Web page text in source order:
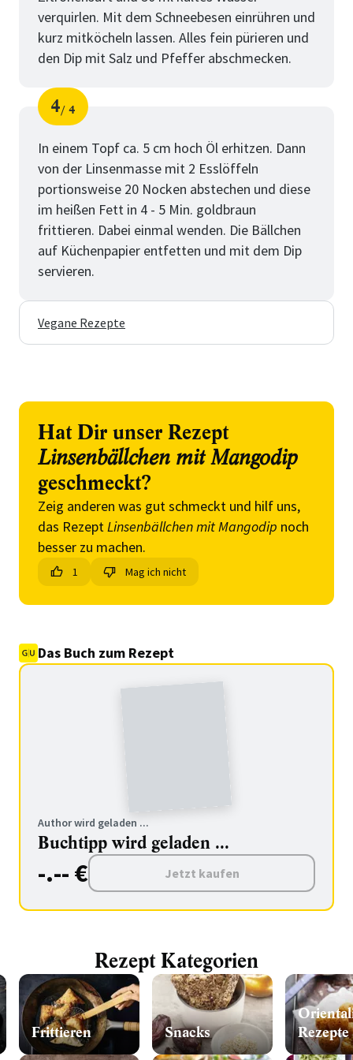
verquirlen. Mit dem Schneebesen einrühren und
kurz mitköcheln lassen. Alles fein pürieren und
den Dip mit Salz und Pfeffer abschmecken.
Schritt
4
von
4
In einem Topf ca. 5 cm hoch Öl erhitzen. Dann
von der Linsenmasse mit 2 Esslöffeln
portionsweise 20 Nocken abstechen und diese
im heißen Fett in 4 - 5 Min. goldbraun
frittieren. Dabei einmal wenden. Die Bällchen
auf Küchenpapier entfetten und mit dem Dip
servieren.
Vegane Rezepte
Hat Dir unser Rezept
Linsenbällchen mit Mangodip
geschmeckt?
Zeig anderen was gut schmeckt und hilf uns,
das RezeptLinsenbällchen mit Mangodip noch
besser zu machen.
1 Mag ich nicht
Das Buch zum Rezept
Author wird geladen ...
Buchtipp wird geladen ...
-.-- € Jetzt kaufen
Rezept Kategorien
Frittieren Snacks
Rezepte